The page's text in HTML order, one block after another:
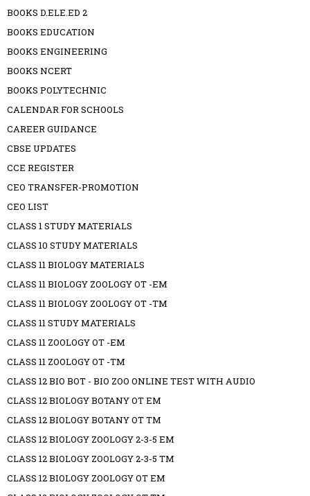
BOOKS D.ELE.ED 2
BOOKS EDUCATION
BOOKS ENGINEERING
BOOKS NCERT
BOOKS POLYTECHNIC
CALENDAR FOR SCHOOLS
CAREER GUIDANCE
CBSE UPDATES
CCE REGISTER
CEO TRANSFER-PROMOTION
CEO LIST
CLASS 1 STUDY MATERIALS
CLASS 10 STUDY MATERIALS
CLASS 11 BIOLOGY MATERIALS
CLASS 11 BIOLOGY ZOOLOGY OT -EM
CLASS 11 BIOLOGY ZOOLOGY OT -TM
CLASS 11 STUDY MATERIALS
CLASS 11 ZOOLOGY OT -EM
CLASS 11 ZOOLOGY OT -TM
CLASS 12 BIO BOT - BIO ZOO ONLINE TEST WITH AUDIO
CLASS 12 BIOLOGY BOTANY OT EM
CLASS 12 BIOLOGY BOTANY OT TM
CLASS 12 BIOLOGY ZOOLOGY 2-3-5 EM
CLASS 12 BIOLOGY ZOOLOGY 2-3-5 TM
CLASS 12 BIOLOGY ZOOLOGY OT EM